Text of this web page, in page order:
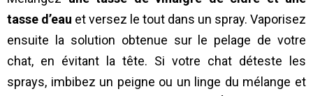
tasse d’eau et versez le tout dans un spray. Vaporisez
ensuite la solution obtenue sur le pelage de votre
chat, en évitant la tête. Si votre chat déteste les
sprays, imbibez un peigne ou un linge du mélange et